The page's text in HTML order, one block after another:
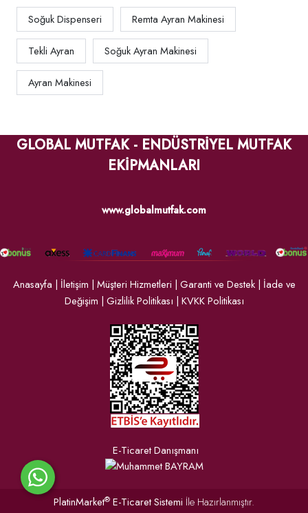
Soğuk Dispenseri Remta Ayran Makinesi
Tekli Ayran Soğuk Ayran Makinesi
Ayran Makinesi
GLOBAL MUTFAK - ENDÜSTRİYEL MUTFAK
EKİPMANLARI
www.globalmutfak.com
Anasayfa | İletişim | Müşteri Hizmetleri | Garanti ve Destek| İade ve
Değişim | Gizlilik Politikası | KVKK Politikası
E-Ticaret Danışmanı
PlatinMarket® E-Ticaret Sistemi İle Hazırlanmıştır.